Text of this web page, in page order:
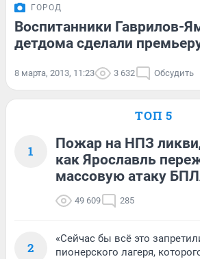
ГОРОД
Воспитанники Гаврилов-
детдома сделали
8 марта, 2013, 11:23 3 632 Обсудить
ТОП 5
1
Пожар на НПЗ
как Ярославль
массовую атаку
49 609 285
2
«Сейчас бы всё это
пионерского лагеря,